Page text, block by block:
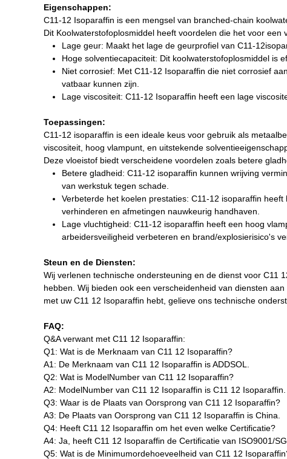
Eigenschappen:
C11-12 Isoparaffin is een mengsel van branched-chain
Dit Koolwaterstofoplosmiddel heeft voordelen die het voor
Lage geur: Maakt het lage de geurprofiel van C11-
Hoge solventiecapaciteit: Dit koolwaterstofoplosmiddel is
Niet corrosief: Met C11-12 Isoparaffin die niet corrosief
vatbaar kunnen zijn.
Lage viscositeit: C11-12 Isoparaffin heeft een lage
Toepassingen:
C11-12 isoparaffin is een ideale keus voor gebruik als
viscositeit, hoog vlampunt, en uitstekende
Deze vloeistof biedt verscheidene voordelen zoals betere
Betere gladheid: C11-12 isoparaffin kunnen wrijving
van werkstuk tegen schade.
Verbeterde het koelen prestaties: C11-12 isoparaffin
verhinderen en afmetingen nauwkeurig handhaven.
Lage vluchtigheid: C11-12 isoparaffin heeft een hoog
arbeidersveiligheid verbeteren en brand/explosierisico's
Steun en de Diensten:
Wij verlenen technische ondersteuning en de dienst voor C11
hebben. Wij bieden ook een verscheidenheid van diensten
met uw C11 12 Isoparaffin hebt, gelieve ons technische
FAQ:
Q&A verwant met C11 12 Isoparaffin:
Q1: Wat is de Merknaam van C11 12 Isoparaffin?
A1: De Merknaam van C11 12 Isoparaffin is ADDSOL.
Q2: Wat is ModelNumber van C11 12 Isoparaffin?
A2: ModelNumber van C11 12 Isoparaffin is C11 12 Isoparaffin.
Q3: Waar is de Plaats van Oorsprong van C11 12 Isoparaffin?
A3: De Plaats van Oorsprong van C11 12 Isoparaffin is China.
Q4: Heeft C11 12 Isoparaffin om het even welke Certificatie?
A4: Ja, heeft C11 12 Isoparaffin de Certificatie van ISO9001/
Q5: Wat is de Minimumordehoeveelheid van C11 12